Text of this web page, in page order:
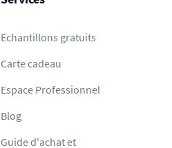
Echantillons gratuits
Carte cadeau
Espace Professionnel
Blog
Guide d'achat et